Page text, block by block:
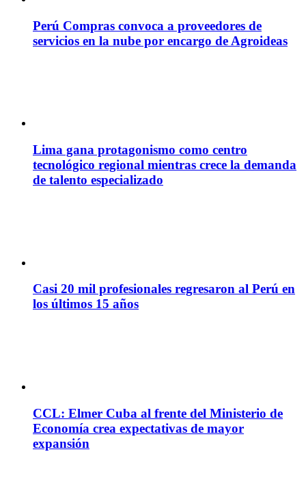
Perú Compras convoca a proveedores de
servicios en la nube por encargo de Agroideas
Lima gana protagonismo como centro
tecnológico regional mientras crece la demanda
de talento especializado
Casi 20 mil profesionales regresaron al Perú en
los últimos 15 años
CCL: Elmer Cuba al frente del Ministerio de
Economía crea expectativas de mayor
expansión